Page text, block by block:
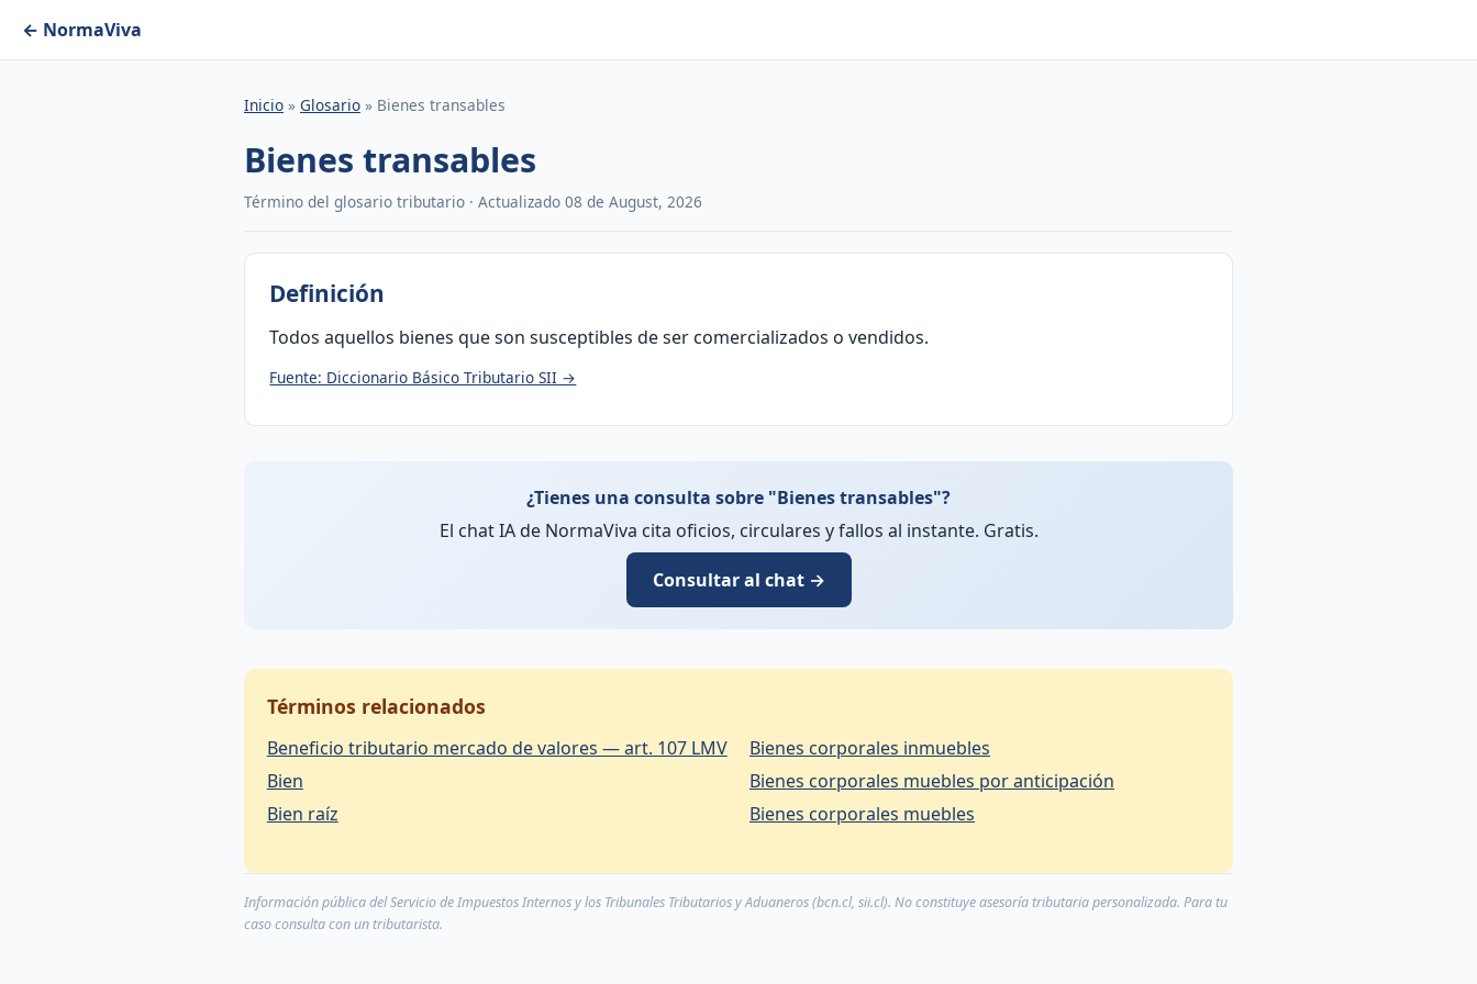
← NormaViva
Inicio » Glosario » Bienes transables
Bienes transables
Término del glosario tributario · Actualizado 08 de August, 2026
Definición
Todos aquellos bienes que son susceptibles de ser comercializados o vendidos.
Fuente: Diccionario Básico Tributario SII →
¿Tienes una consulta sobre "Bienes transables"?
El chat IA de NormaViva cita oficios, circulares y fallos al instante. Gratis.
Consultar al chat →
Términos relacionados
Beneficio tributario mercado de valores — art. 107 LMV
Bien
Bien raíz
Bienes corporales inmuebles
Bienes corporales muebles por anticipación
Bienes corporales muebles
Información pública del Servicio de Impuestos Internos y los Tribunales Tributarios y Aduaneros (bcn.cl, sii.cl). No constituye asesoría tributaria personalizada. Para tu
caso consulta con un tributarista.